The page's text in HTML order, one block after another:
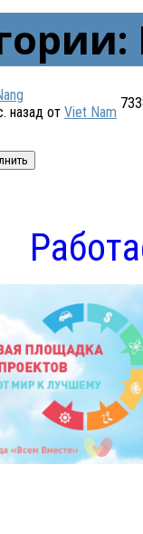
назад от Viet Nam